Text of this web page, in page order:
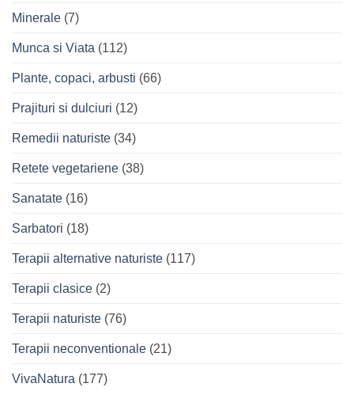
Minerale (7)
Munca si Viata (112)
Plante, copaci, arbusti (66)
Prajituri si dulciuri (12)
Remedii naturiste (34)
Retete vegetariene (38)
Sanatate (16)
Sarbatori (18)
Terapii alternative naturiste (117)
Terapii clasice (2)
Terapii naturiste (76)
Terapii neconventionale (21)
VivaNatura (177)